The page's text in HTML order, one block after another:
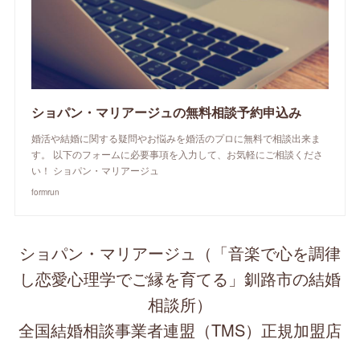
ショパン・マリアージュの無料相談予約申込み
婚活や結婚に関する疑問やお悩みを婚活のプロに無料で相談出来ま
す。 以下のフォームに必要事項を入力して、お気軽にご相談くださ
い！ ショパン・マリアージュ
formrun
ショパン・マリアージュ（「音楽で心を調律
し恋愛心理学でご縁を育てる」釧路市の結婚
相談所）
全国結婚相談事業者連盟（TMS）正規加盟店